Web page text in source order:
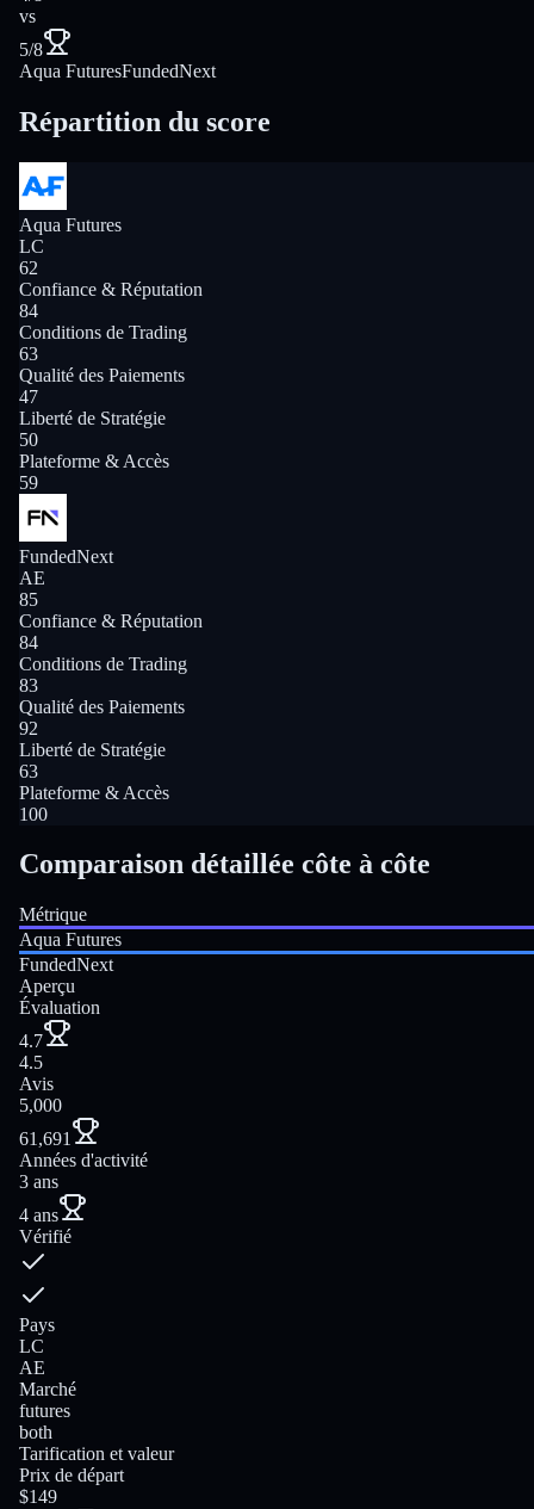
vs
5/8
Aqua FuturesFundedNext
Répartition du score
Aqua Futures
LC
62
Confiance & Réputation
84
Conditions de Trading
63
Qualité des Paiements
47
Liberté de Stratégie
50
Plateforme & Accès
59
FundedNext
AE
85
Confiance & Réputation
84
Conditions de Trading
83
Qualité des Paiements
92
Liberté de Stratégie
63
Plateforme & Accès
100
Comparaison détaillée côte à côte
Métrique
Aqua Futures
FundedNext
Aperçu
Évaluation
4.7
4.5
Avis
5,000
61,691
Années d'activité
3 ans
4 ans
Vérifié
Pays
LC
AE
Marché
futures
both
Tarification et valeur
Prix de départ
$149